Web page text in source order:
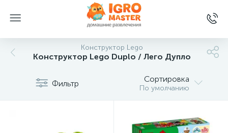
Конструктор Lego
Конструктор Lego Duplo / Лего Дупло
Фильтр Сортировка
По умолчанию